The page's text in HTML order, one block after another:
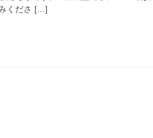
くださ […]